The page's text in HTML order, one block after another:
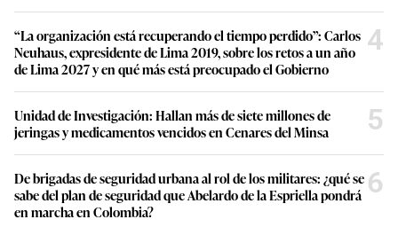
“La organización está recuperando el tiempo perdido”: Carlos
Neuhaus, expresidente de Lima 2019, sobre los retos a un año
de Lima 2027 y en qué más está preocupado el Gobierno
4
Unidad de Investigación: Hallan más de siete millones de
jeringas y medicamentos vencidos en Cenares del Minsa
5
De brigadas de seguridad urbana al rol de los militares: ¿qué se
sabe del plan de seguridad que Abelardo de la Espriella pondrá
en marcha en Colombia?
6